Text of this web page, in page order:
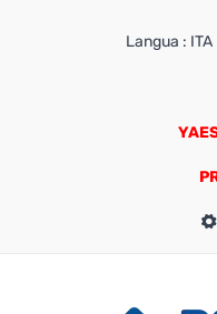
Langua : ITA